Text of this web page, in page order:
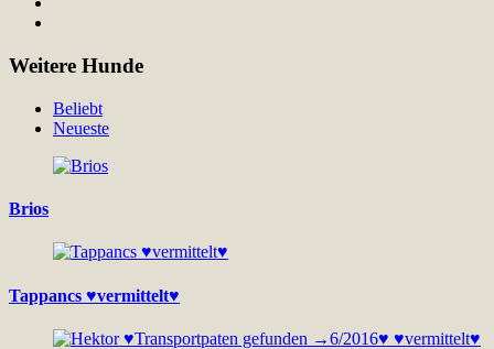
Weitere Hunde
Beliebt
Neueste
Brios
Tappancs ♥vermittelt♥